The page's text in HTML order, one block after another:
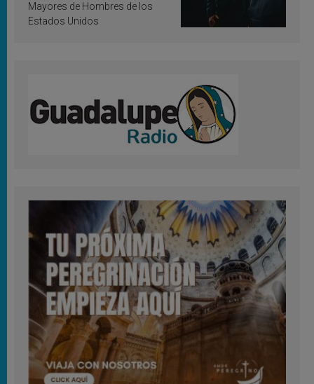
Mayores de Hombres de los
Estados Unidos